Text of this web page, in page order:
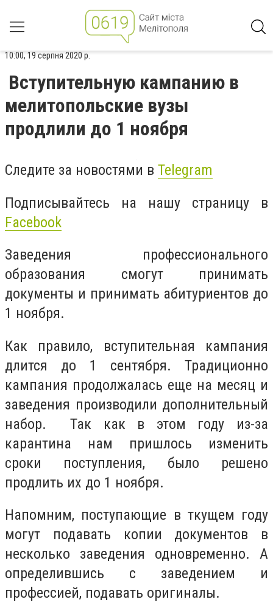
10:00, 19 серпня 2020 р.
Вступительную кампанию в
мелитопольские вузы
продлили до 1 ноября
Следите за новостями в Telegram
Подписывайтесь на нашу страницу в
Facebook
Заведения профессионального
образования смогут принимать
документы и принимать абитуриентов до
1 ноября.
Как правило, вступительная кампания
длится до 1 сентября. Традиционно
кампания продолжалась еще на месяц и
заведения производили дополнительный
набор. Так как в этом году из-за
карантина нам пришлось изменить
сроки поступления, было решено
продлить их до 1 ноября.
Напомним, поступающие в ткущем году
могут подавать копии документов в
несколько заведения одновременно. А
определившись с заведением и
профессией, подавать оригиналы.